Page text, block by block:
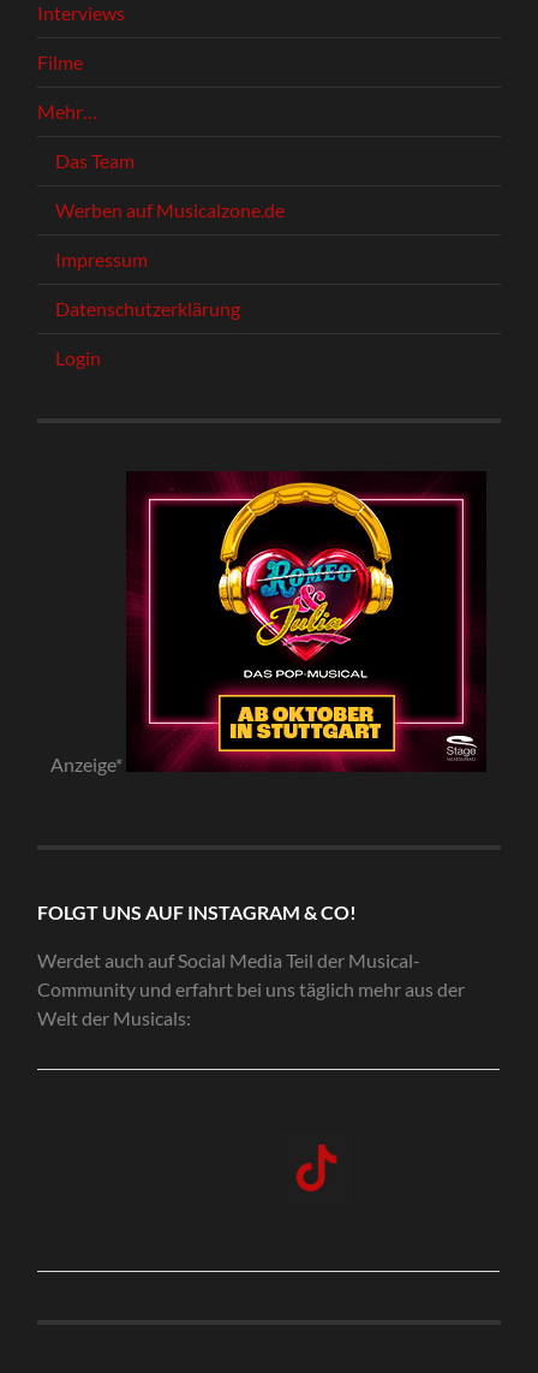
Interviews
Filme
Mehr…
Das Team
Werben auf Musicalzone.de
Impressum
Datenschutzerklärung
Login
Anzeige*
FOLGT UNS AUF INSTAGRAM & CO!
Werdet auch auf Social Media Teil der Musical-
Community und erfahrt bei uns täglich mehr aus der
Welt der Musicals: